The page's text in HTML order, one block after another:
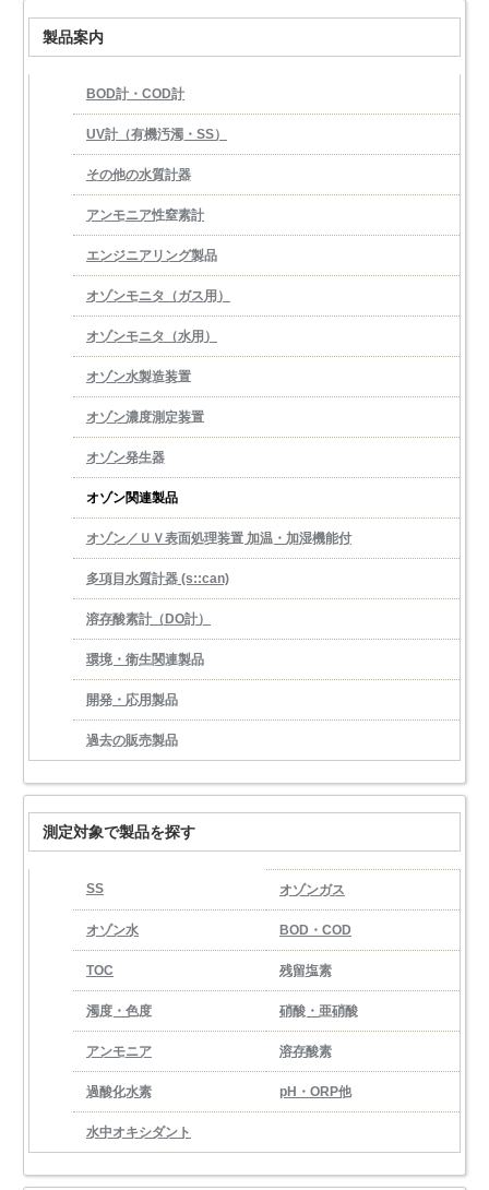
製品案内
BOD計・COD計
UV計（有機汚濁・SS）
その他の水質計器
アンモニア性窒素計
エンジニアリング製品
オゾンモニタ（ガス用）
オゾンモニタ（水用）
オゾン水製造装置
オゾン濃度測定装置
オゾン発生器
オゾン関連製品
オゾン／ＵＶ表面処理装置 加温・加湿機能付
多項目水質計器 (s::can)
溶存酸素計（DO計）
環境・衛生関連製品
開発・応用製品
過去の販売製品
測定対象で製品を探す
SS オゾンガス
オゾン水 BOD・COD
TOC 残留塩素
濁度・色度 硝酸・亜硝酸
アンモニア 溶存酸素
過酸化水素 pH・ORP他
水中オキシダント